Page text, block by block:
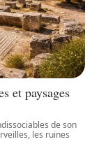
et paysages
de son
les ruines